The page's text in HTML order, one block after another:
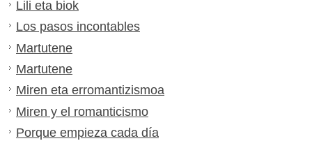
Lili eta biok
Los pasos incontables
Martutene
Martutene
Miren eta erromantizismoa
Miren y el romanticismo
Porque empieza cada día